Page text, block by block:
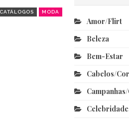
MODA
Amor/flirt
Beleza
Bem-Estar
Cabelos/